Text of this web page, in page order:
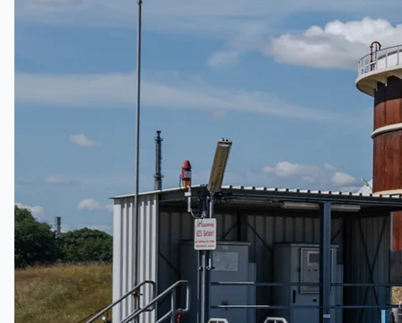
當前銷售
過往銷售
個案研究
新聞稿